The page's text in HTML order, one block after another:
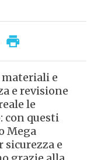
e
e revisione
le
con questi
Mega
e